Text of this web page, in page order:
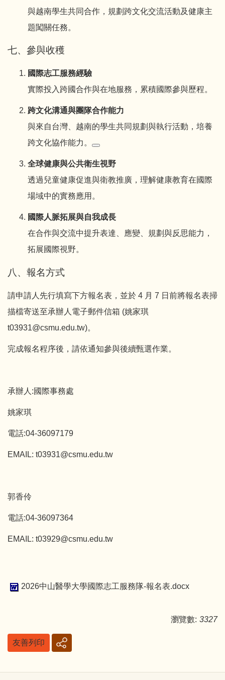
與越南學生共同合作，規劃跨文化交流活動及健康主
題闖關任務。
七、參與收穫
國際志工服務經驗
實際投入跨國合作與在地服務，累積國際參與歷程。
跨文化溝通與團隊合作能力
與來自台灣、越南的學生共同規劃與執行活動，培養
跨文化協作能力。
全球健康與公共衛生視野
透過兒童健康促進與衛教推廣，理解健康教育在國際
場域中的實務應用。
國際人脈拓展與自我成長
在合作與交流中提升表達、應變、規劃與反思能力，
拓展國際視野。
八、報名方式
請申請人先行填寫下方報名表，並於 4 月 7 日前將報名表掃
描檔寄送至承辦人電子郵件信箱 (姚家琪
t03931@csmu.edu.tw)。
完成報名程序後，請依通知參與後續甄選作業。
承辦人:國際事務處
姚家琪
電話:04-36097179
EMAIL: t03931@csmu.edu.tw
郭香伶
電話:04-36097364
EMAIL: t03929@csmu.edu.tw
2026中山醫學大學國際志工服務隊-報名表.docx
瀏覽數: 3327
友善列印